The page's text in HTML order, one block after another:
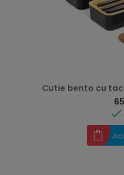
Cutie bento cu
